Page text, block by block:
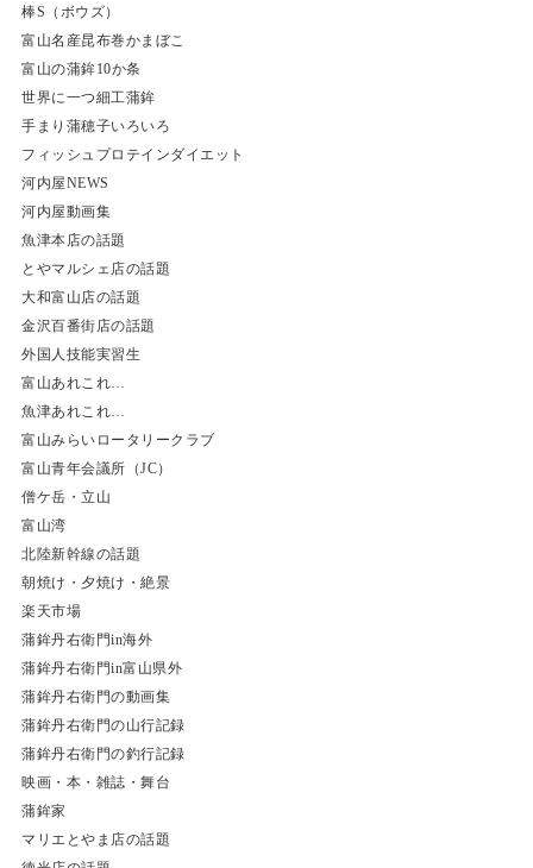
棒S（ボウズ）
富山名産昆布巻かまぼこ
富山の蒲鉾10か条
世界に一つ細工蒲鉾
手まり蒲穂子いろいろ
フィッシュプロテインダイエット
河内屋NEWS
河内屋動画集
魚津本店の話題
とやマルシェ店の話題
大和富山店の話題
金沢百番街店の話題
外国人技能実習生
富山あれこれ…
魚津あれこれ…
富山みらいロータリークラブ
富山青年会議所（JC）
僧ケ岳・立山
富山湾
北陸新幹線の話題
朝焼け・夕焼け・絶景
楽天市場
蒲鉾丹右衛門in海外
蒲鉾丹右衛門in富山県外
蒲鉾丹右衛門の動画集
蒲鉾丹右衛門の山行記録
蒲鉾丹右衛門の釣行記録
映画・本・雑誌・舞台
蒲鉾家
マリエとやま店の話題